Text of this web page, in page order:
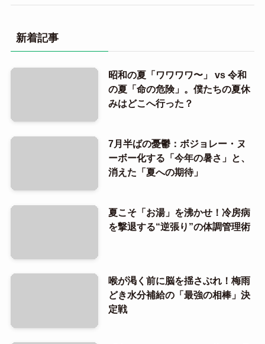
新着記事
昭和の夏「ワワワワ〜」 vs 令和
の夏「命の危険」。僕たちの夏休
みはどこへ行った？
7月半ばの憂鬱：ボジョレー・ヌ
ーボー化する「今年の暑さ」と、
消えた「夏への期待」
夏こそ「お湯」を沸かせ！冷房病
を撃退する“逆張り”の体調管理術
喉が渇く前に脳を揺さぶれ！梅雨
どき水分補給の「最強の相棒」決
定戦